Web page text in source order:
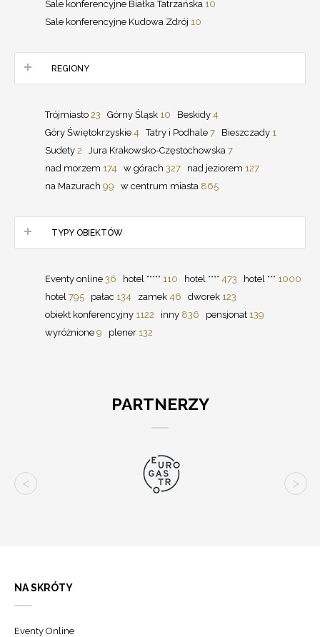
Sale konferencyjne Białka Tatrzańska 10
Sale konferencyjne Kudowa Zdrój 10
REGIONY
Trójmiasto 23 Górny Śląsk 10 Beskidy 4
Góry Świętokrzyskie 4 Tatry i Podhale 7 Bieszczady 1
Sudety 2 Jura Krakowsko-Częstochowska 7
nad morzem 174 w górach 327 nad jeziorem 127
na Mazurach 99 w centrum miasta 865
TYPY OBIEKTÓW
Eventy online 36 hotel ***** 110 hotel **** 473 hotel *** 1000
hotel 795 pałac 134 zamek 46 dworek 123
obiekt konferencyjny 1122 inny 836 pensjonat 139
wyróżnione 9 plener 132
PARTNERZY
NA SKRÓTY
Eventy Online